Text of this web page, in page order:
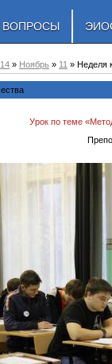
ВОПРОСЫ
» Ноябрь » 11 » Неделя
Урок по теме